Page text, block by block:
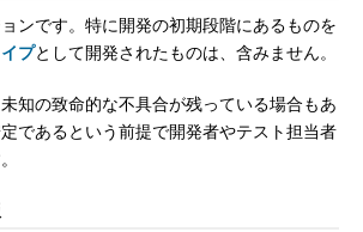
ンです。特に開発の初期段階にあるものを
プとして開発されたものは、含みません。
知の致命的な不具合が残っている場合もあ
であるという前提で開発者やテスト担当者